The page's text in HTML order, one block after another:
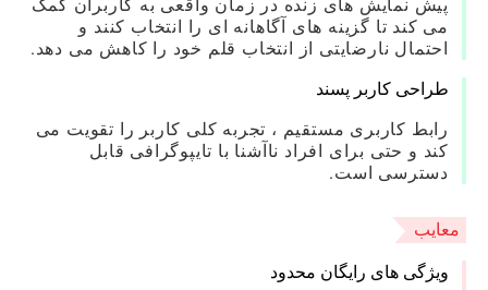
پیش نمایش های زنده در زمان واقعی به کاربران کمک
می کند تا گزینه های آگاهانه ای را انتخاب کنند و
احتمال نارضایتی از انتخاب قلم خود را کاهش می دهد.
طراحی کاربر پسند
رابط کاربری مستقیم ، تجربه کلی کاربر را تقویت می
کند و حتی برای افراد ناآشنا با تایپوگرافی قابل
دسترسی است.
معایب
ویژگی های رایگان محدود